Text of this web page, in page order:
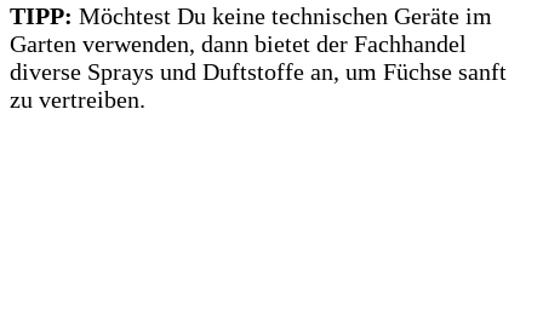
TIPP: Möchtest Du keine technischen Geräte im
Garten verwenden, dann bietet der Fachhandel
diverse Sprays und Duftstoffe an, um Füchse sanft
zu vertreiben.